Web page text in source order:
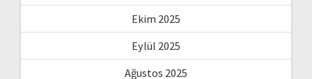
Ekim 2025
Eylül 2025
Ağustos 2025